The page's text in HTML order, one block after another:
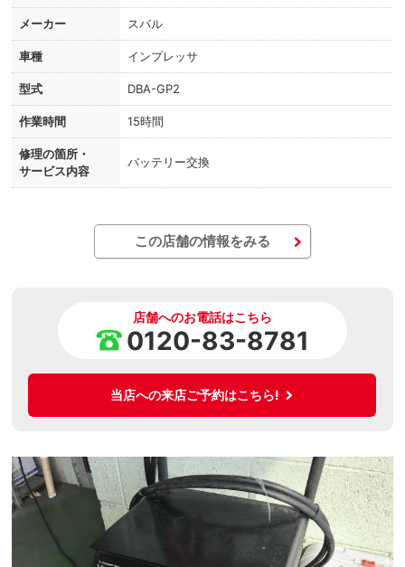
メーカー スバル
車種 インプレッサ
型式 DBA-GP2
作業時間 15時間
修理の箇所・
サービス内容
バッテリー交換
この店舗の情報をみる
店舗へのお電話はこちら
0120-83-8781
当店への来店ご予約はこちら!